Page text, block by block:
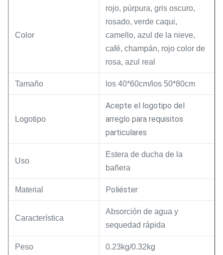
Color
rojo, púrpura, gris oscuro,
rosado, verde caqui,
camello, azul de la nieve,
café, champán, rojo color de
rosa, azul real
Tamaño los 40*60cm/los 50*80cm
Logotipo
Acepte el logotipo del
arreglo para requisitos
particulares
Uso
Estera de ducha de la
bañera
Material Poliéster
Característica
Absorción de agua y
sequedad rápida
Peso 0.23kg/0.32kg